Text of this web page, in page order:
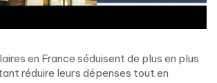
en France séduisent de plus en plus
réduire leurs dépenses tout en